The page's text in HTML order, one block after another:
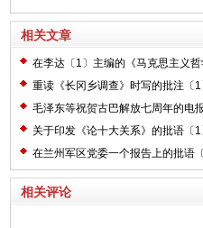
相关文章
在李达〔1〕主编的《马克思主义
〔2〕
重读《长冈乡调查》时写的批注〔1
毛泽东等祝贺古巴解放七周年的电
关于印发《论十大关系》的批语〔1
在兰州军区党委一个报告上的批语〔
相关评论